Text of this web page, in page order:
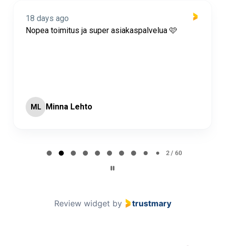
18 days ago
Nopea toimitus ja super asiakaspalvelua 🩷
ML Minna Lehto
2 / 60
Review widget by trustmary